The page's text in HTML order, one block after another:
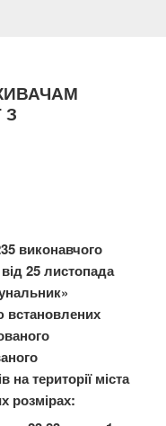
виконавчого
25 листопада
встановлених
території міста
розмірах: